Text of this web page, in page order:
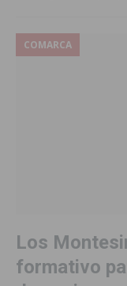
COMARCA
Los
formativo